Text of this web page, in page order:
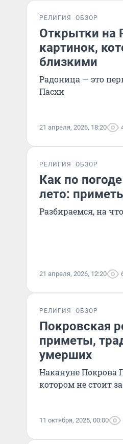
РЕЛИГИЯ ОБЗОР
Открытки на
картинок,
близкими
Радоница — это
Пасхи
21 апреля, 2026, 18:20
РЕЛИГИЯ ОБЗОР
Как по
лето:
Разбираемся, на
21 апреля, 2026, 12:20
РЕЛИГИЯ ОБЗОР
Покровская
приметы,
умерших
Накануне Покрова
котором не стоит
11 октября, 2025, 00:00